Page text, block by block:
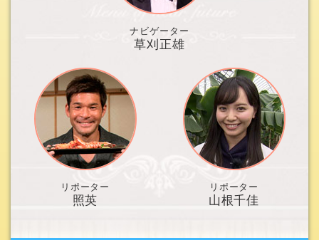
ナビゲーター
草刈正雄
リポーター
照英
リポーター
山根千佳